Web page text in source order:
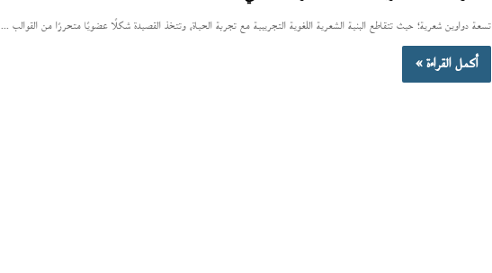
تسعة دواوين شعرية؛ حيث تتقاطع البنية الشعرية اللغوية التجريبية مع تجربة الحياة، وتتخذ القصيدة شكلًا عضويًا متحررًا من القوالب ...
أكمل القراءة »